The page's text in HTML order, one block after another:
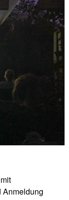
Anmeldung